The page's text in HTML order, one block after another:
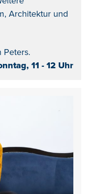
Architektur und
Peters.
11 - 12 Uhr